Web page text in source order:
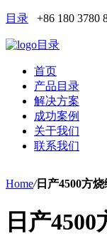
目录 +86 180 3780
目录
首页
产品目录
解决方案
成功案例
关于我们
联系我们
Home/日产4500方
日产